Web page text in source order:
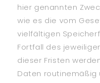
hier genannten
wie es die vom
vielfältigen
Fortfall des
dieser Fristen
Daten routinemäßig